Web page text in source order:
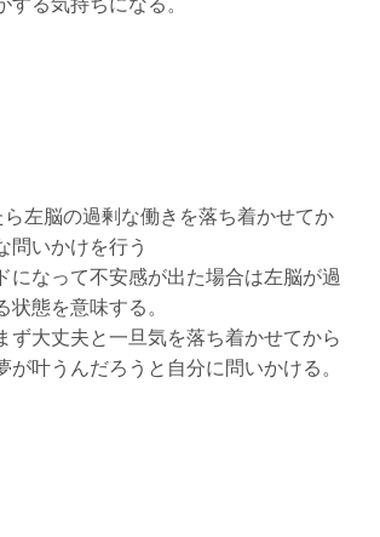
する気持ちになる。
左脳の過剰な働きを落ち着かせてか
問いかけを行う
になって不安感が出た場合は左脳が過
状態を意味する。
ず大丈夫と一旦気を落ち着かせてから
が叶うんだろうと自分に問いかける。